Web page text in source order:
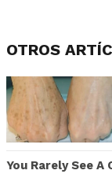
OTROS
You Rarely See